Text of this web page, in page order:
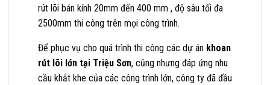
rút lõi bán kính 20mm đến 400 mm , độ sâu tối đa
2500mm thi công trên mọi công trình.
Để phục vụ cho quá trình thi công các dự án khoan
rút lõi lớn tại Triệu Sơn, cũng nhưng đáp ứng nhu
cầu khắt khe của các công trình lớn, công ty đã đầu